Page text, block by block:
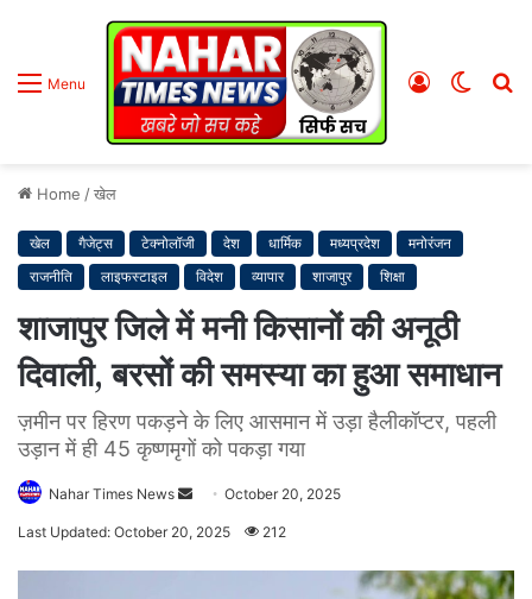
Menu
Switch
Log
Home /खेल
खेल गैजेट्स टेक्नोलॉजी देश धार्मिक मध्यप्रदेश
मनोरंजन
राजनीति
लाइफस्टाइल विदेश व्यापार शाजापुर शिक्षा
शाजापुर जिले में मनी किसानों की अनूठी
दिवाली, बरसों की समस्या का हुआ समाधान
ज़मीन पर हिरण पकड़ने के लिए आसमान में उड़ा हैलीकॉप्टर, पहली
उड़ान में ही 45 कृष्णमृगों को पकड़ा गया
Nahar Times News October 20, 2025
Last Updated: October 20, 2025 212